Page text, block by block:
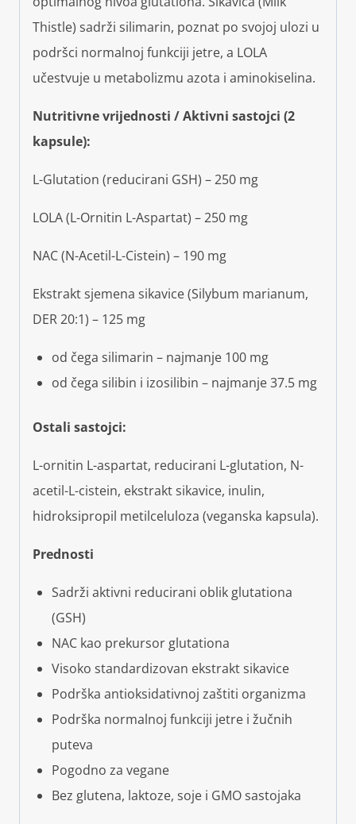
Thistle) sadrži silimarin, poznat po svojoj ulozi u
podršci normalnoj funkciji jetre, a LOLA
učestvuje u metabolizmu azota i aminokiselina.
Nutritivne vrijednosti / Aktivni sastojci (2
kapsule):
L-Glutation (reducirani GSH) – 250 mg
LOLA (L-Ornitin L-Aspartat) – 250 mg
NAC (N-Acetil-L-Cistein) – 190 mg
Ekstrakt sjemena sikavice (Silybum marianum,
DER 20:1) – 125 mg
od čega silimarin – najmanje 100 mg
od čega silibin i izosilibin – najmanje 37.5 mg
Ostali sastojci:
L-ornitin L-aspartat, reducirani L-glutation, N-
acetil-L-cistein, ekstrakt sikavice, inulin,
hidroksipropil metilceluloza (veganska kapsula).
Prednosti
Sadrži aktivni reducirani oblik glutationa
(GSH)
NAC kao prekursor glutationa
Visoko standardizovan ekstrakt sikavice
Podrška antioksidativnoj zaštiti organizma
Podrška normalnoj funkciji jetre i žučnih
puteva
Pogodno za vegane
Bez glutena, laktoze, soje i GMO sastojaka